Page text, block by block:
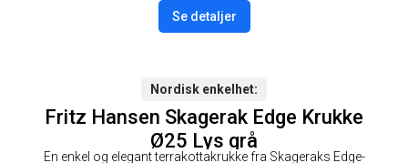
Se detaljer
Nordisk enkelhet
Fritz Hansen Skagerak Edge Krukke
Ø25 Lys grå
En enkel og elegant terrakottakrukke fra Skageraks Edge-